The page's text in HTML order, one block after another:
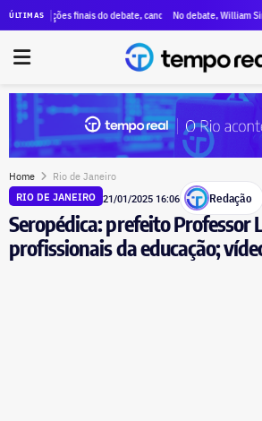
ÚLTIMAS
a Paes, menções a Bacellar e propostas para segurança e
finais do debate, candidatos destacam propostas, citam
No debate, William Siri promete
Home Rio de Janeiro
RIO DE JANEIRO 21/01/2025 16:06 Redação
Seropédica: prefeito Professor
profissionais da educação;